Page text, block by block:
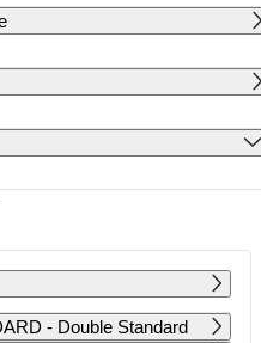
2026
ČT PÁ SO NE
1 2
- Double Standard